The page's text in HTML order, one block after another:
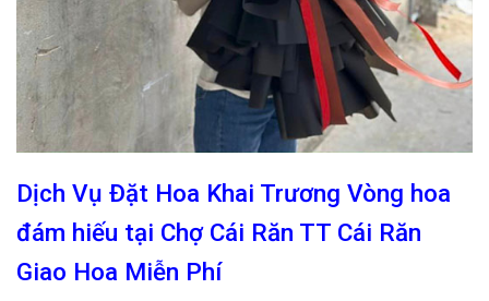
Dịch Vụ Đặt Hoa Khai Trương Vòng hoa
đám hiếu tại Chợ Cái Răn TT Cái Răn
Giao Hoa Miễn Phí